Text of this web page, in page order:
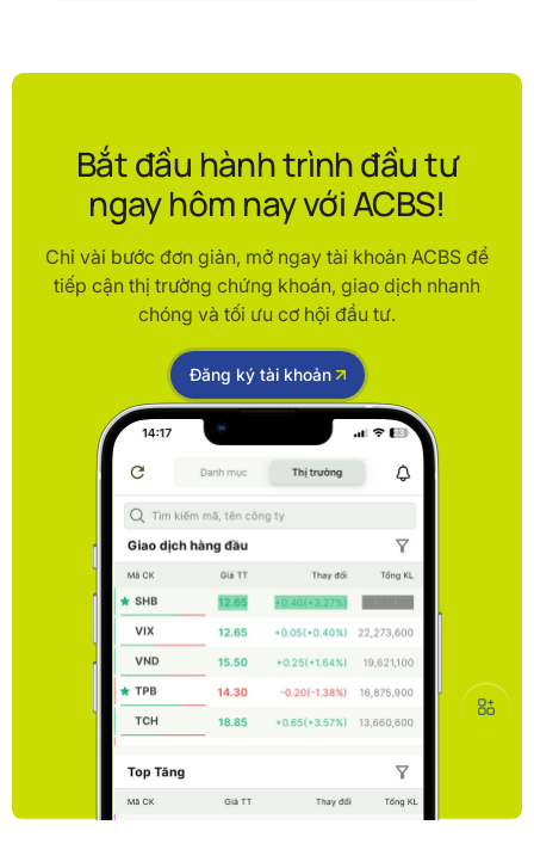
Bắt đầu hành trình đầu tư
ngay hôm nay với ACBS!
Chỉ vài bước đơn giản, mở ngay tài khoản ACBS để
tiếp cận thị trường chứng khoán, giao dịch nhanh
chóng và tối ưu cơ hội đầu tư.
Đăng ký tài khoản